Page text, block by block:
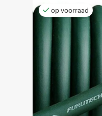
op voorraad